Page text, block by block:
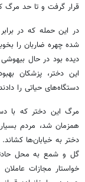
قرار گرفت و تا حد مرگ
در این حمله که در
شده چهره ضاربان را
دیده بود در حال
این دختر، پزشکان
دستگاه‌های حیاتی را
همزمان شد، مردم
دختر به خیابان‌ها
گل و شمع به محل حادثه
خواستار مجازات